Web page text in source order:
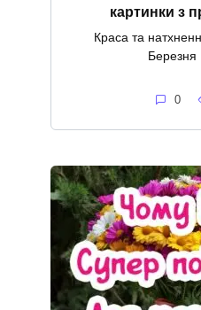
картинки з
Краса та
Березня
0